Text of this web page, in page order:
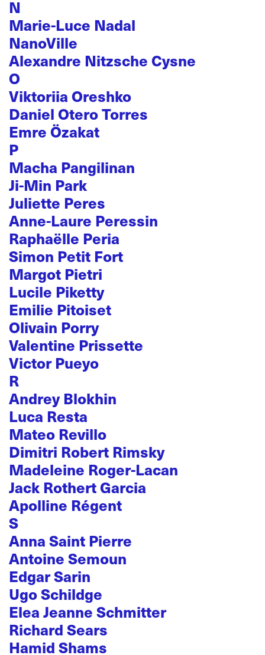
N
Marie-Luce Nadal
NanoVille
Alexandre Nitzsche Cysne
O
Viktoriia Oreshko
Daniel Otero Torres
Emre Özakat
P
Macha Pangilinan
Ji-Min Park
Juliette Peres
Anne-Laure Peressin
Raphaëlle Peria
Simon Petit Fort
Margot Pietri
Lucile Piketty
Emilie Pitoiset
Olivain Porry
Valentine Prissette
Victor Pueyo
R
Andrey Blokhin
Luca Resta
Mateo Revillo
Dimitri Robert Rimsky
Madeleine Roger-Lacan
Jack Rothert Garcia
Apolline Régent
S
Anna Saint Pierre
Antoine Semoun
Edgar Sarin
Ugo Schildge
Elea Jeanne Schmitter
Richard Sears
Hamid Shams